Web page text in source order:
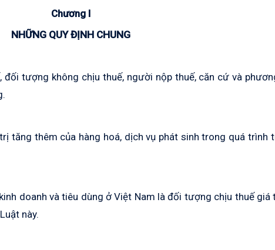
Chương I
NHỮNG QUY ĐỊNH CHUNG
tượng không chịu thuế, người nộp thuế, căn cứ và
tăng thêm của hàng hoá, dịch vụ phát sinh trong quá trình
doanh và tiêu dùng ở Việt Nam là đối tượng chịu thuế giá
này.